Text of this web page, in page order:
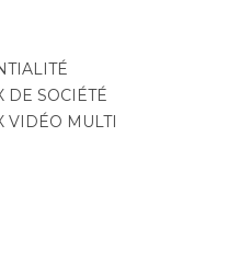
DE SOCIÉTÉ
VIDÉO MULTI